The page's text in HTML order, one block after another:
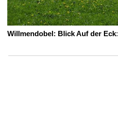
Willmendobel: Blick Auf der Eck: